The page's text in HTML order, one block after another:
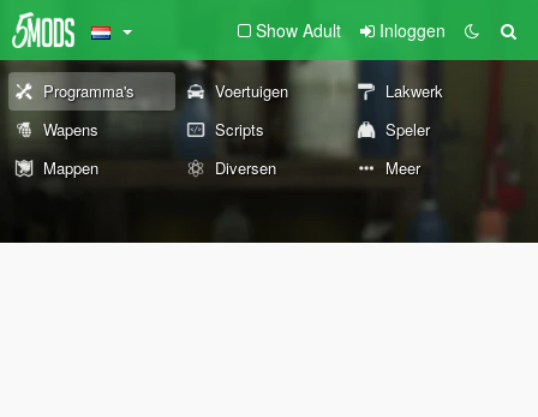
Show Adult Inloggen
Programma's Voertuigen
Lakwerk
Wapens
Scripts
Speler
Mappen
Diversen Meer